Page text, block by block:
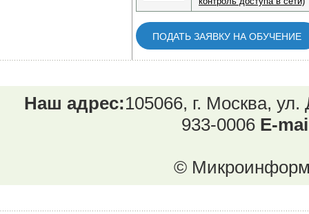
ПОДАТЬ ЗАЯВКУ НА ОБУЧЕНИЕ
Наш адрес:105066, г. Москва,
933-0006 E-
©